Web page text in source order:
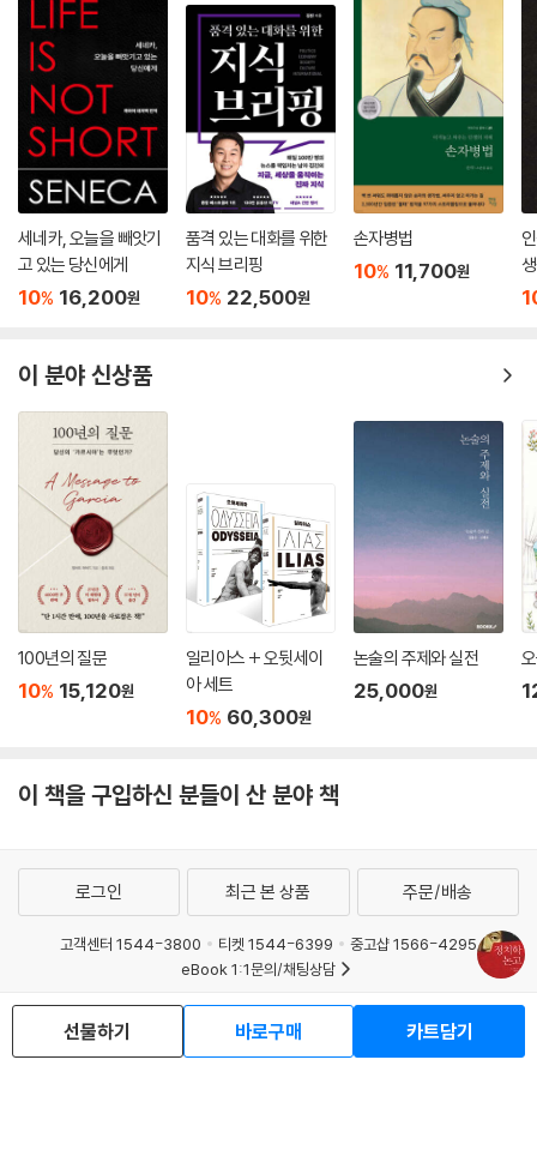
34~36. 보조 원로원과 그 대리인들. 집정관들… 151
37~41. 재판에 대한 협회… 154
42. 도시와 지방의 전집정관(前執政官). 도시 인근의 권리… 159
43. 도시의 재판관들… 159
44. 민중이 선출하는 국가의 관리들. 독립되어 있는 사람들 … 160
45. 재무관… 161
46. 종교를 믿고 말할 수 있는 자유… 161
47. 귀족의 외모와 상태… 163
48. 권리의 선서… 163
49. 자유를 가르치는 학교… 164
2. 통일된 도시들… 165
3. 귀족정의 근거… 166
4. 원로원과 공공 생활에 의한 도시의 공동 결속… 166
5. 국가의 최고 회의와 원로원… 168
6. 최고 회의의 소집, 지휘관의 부대와 사절의 선출, 보좌관과 재판관 등의
질서… 168
7. 지휘관 지원과 군대 법정… 170
8. 세무 관리… 170
9. 원로원 의원들에게 이익이 되는 장소 그리고 그들이 모이는 장소… 171
10. 개별적인 도시들의 회의와 협회… 171
11. 도시의 집정관들… 172
12. 도시의 재판관들… 173
13. 자신의 권리를 가지지 못한 도시들… 173
… 174
1. 귀족주의 국가가 해체되는 첫 번째 이유, 독재… 177
2. 최고 회의… 180
3. 로마의 민중 법정… 181
4. 회의의 권위… 181
6. 7. 악덕은 직접적으로가 아니라 간접적으로 금지되어야 한다.… 183
8. 거부당하는 명예와 장점… 184
세네카, 오늘을 빼앗기
고 있는 당신에게
10% 16,200원
품격 있는 대화를 위한
지식 브리핑
10% 22,500원
손자병법
10% 11,700원
이 분야 신상품
100년의 질문
10% 15,120원
일리아스 + 오뒷세이
아 세트
10% 60,300원
논술의 주제와 실전
25,000원
이 책을 구입하신 분들이 산 분야 책
선물하기 바로구매 카트담기
로그인 최근 본 상품 주문/배송
고객센터 1544-3800 티켓 1544-6399
중고샵 1566-4295
eBook 1:1문의/채팅상담
예스이십사(주) 사업자 정보
이용약관
개인정보처리방침
청소년보호정책